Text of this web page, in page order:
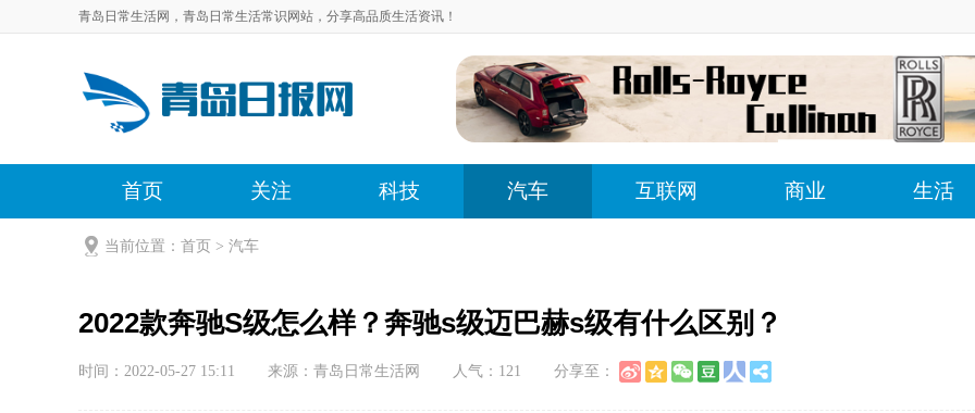
青岛日常生活网，青岛日常生活常识网站，分享高品质生活资讯！
首页 关注 科技 汽车 互联网 商业 生活
当前位置： 首页 > 汽车
2022款奔驰S级怎么样？奔驰s级迈巴赫s级有什么区别？
时间：2022-05-27 15:11 来源：青岛日常生活网 人气： 121 分享至：